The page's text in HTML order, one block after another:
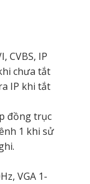
CVBS, IP
chưa tắt
IP khi tắt
đồng trục
1 khi sử
VGA 1-